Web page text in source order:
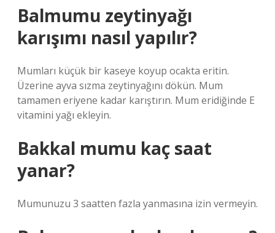
Balmumu zeytinyağı
karışımı nasıl yapılır?
Mumları küçük bir kaseye koyup ocakta eritin.
Üzerine ayva sızma zeytinyağını dökün. Mum
tamamen eriyene kadar karıştırın. Mum eridiğinde E
vitamini yağı ekleyin.
Bakkal mumu kaç saat
yanar?
Mumunuzu 3 saatten fazla yanmasına izin vermeyin.